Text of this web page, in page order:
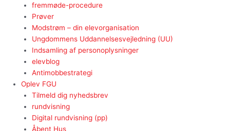
fremmøde-procedure
Prøver
Modstrøm – din elevorganisation
Ungdommens Uddannelsesvejledning (UU)
Indsamling af personoplysninger
elevblog
Antimobbestrategi
Oplev FGU
Tilmeld dig nyhedsbrev
rundvisning
Digital rundvisning (pp)
Åbent Hus